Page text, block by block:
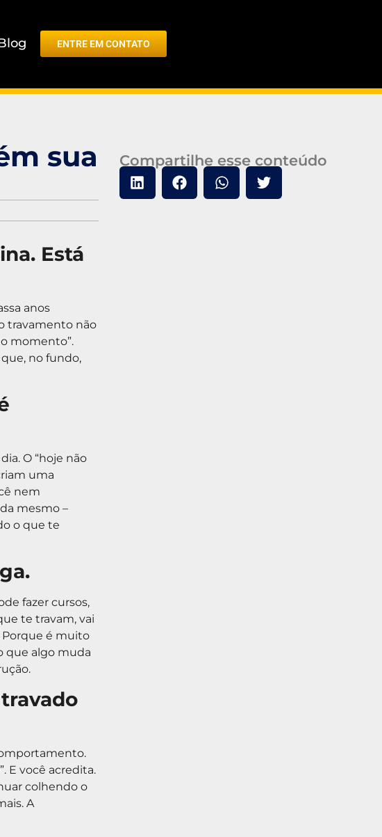
ENTRE EM CONTATO
sua
Está
anos
travamento não
momento”.
no fundo,
O “hoje não
uma
nem
mesmo –
o que te
fazer cursos,
te travam, vai
Porque é muito
que algo muda
E você acredita.
colhendo o
A
Compartilhe esse conteúdo